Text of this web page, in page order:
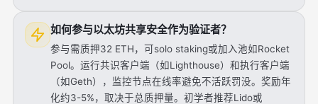
如何参与以太坊共享安全作为验证者？
参与需质押32 ETH，可solo staking或加入池如Rocket
Pool。运行共识客户端（如Lighthouse）和执行客户端
（如Geth），监控节点在线率避免不活跃罚没。奖励年
化约3-5%，取决于总质押量。初学者推荐Lido或